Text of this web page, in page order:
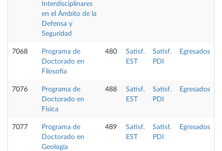
Interdisciplinares
en el Ámbito de la
Defensa y
Seguridad
7068
Programa de
Doctorado en
Filosofía
480
Satisf.
EST
Satisf.
PDI
Egresados
7076
Programa de
Doctorado en
Física
488
Satisf.
EST
Satisf.
PDI
Egresados
7077
Programa de
Doctorado en
Geología
489
Satisf.
EST
Satisf.
PDI
Egresados